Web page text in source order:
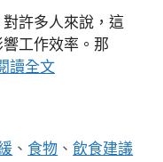
許多人來說，這
工作效率。那
讀全文
、 食物 、飲食建議